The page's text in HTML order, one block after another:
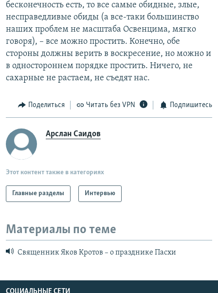
бесконечность есть, то все самые обидные, злые,
несправедливые обиды (а все-таки большинство
наших проблем не масштаба Освенцима, мягко
говоря), – все можно простить. Конечно, обе
стороны должны верить в воскресение, но можно и
в одностороннем порядке простить. Ничего, не
сахарные не растаем, не съедят нас.
Поделиться Читать без VPN Подпишитесь
Арслан Саидов
Этот контент также в категориях
Главные разделы Интервью
Материалы по теме
Священник Яков Кротов – о празднике Пасхи